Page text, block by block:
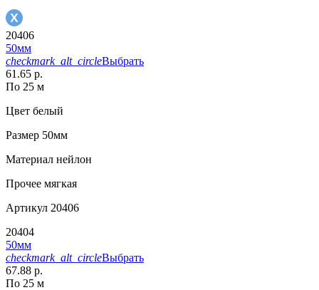
20406
50мм
checkmark_alt_circleВыбрать
61.65 р.
По 25 м
Цвет белый
Размер 50мм
Материал нейлон
Прочее мягкая
Артикул 20406
20404
50мм
checkmark_alt_circleВыбрать
67.88 р.
По 25 м